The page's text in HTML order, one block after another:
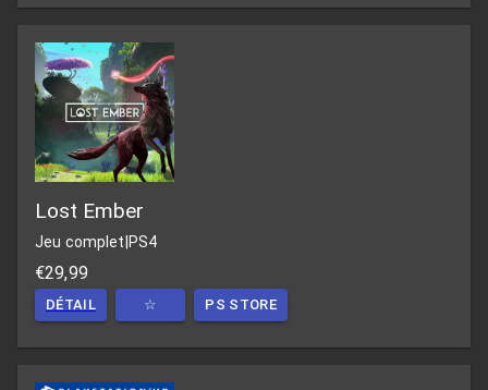
Lost Ember
Jeu complet PS4
€29,99
DÉTAIL ☆ PS STORE